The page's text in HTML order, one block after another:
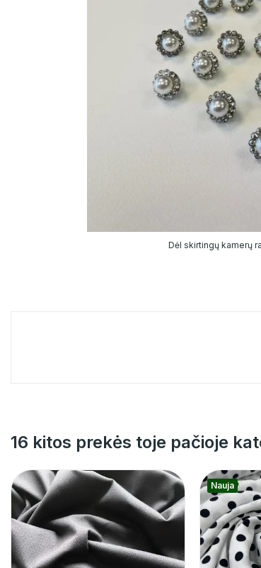
Dėl skirtingų kamerų
16 kitos prekės toje pačioje
Nauja